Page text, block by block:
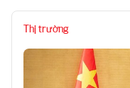
Thị trường